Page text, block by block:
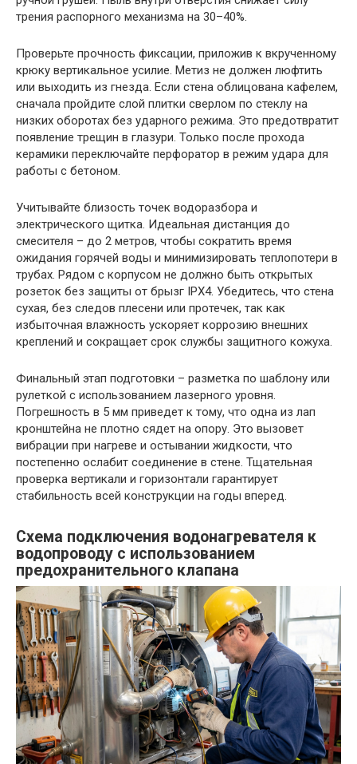
трения распорного механизма на 30–40%.
Проверьте прочность фиксации, приложив к вкрученному
крюку вертикальное усилие. Метиз не должен люфтить
или выходить из гнезда. Если стена облицована кафелем,
сначала пройдите слой плитки сверлом по стеклу на
низких оборотах без ударного режима. Это предотвратит
появление трещин в глазури. Только после прохода
керамики переключайте перфоратор в режим удара для
работы с бетоном.
Учитывайте близость точек водоразбора и
электрического щитка. Идеальная дистанция до
смесителя – до 2 метров, чтобы сократить время
ожидания горячей воды и минимизировать теплопотери в
трубах. Рядом с корпусом не должно быть открытых
розеток без защиты от брызг IPX4. Убедитесь, что стена
сухая, без следов плесени или протечек, так как
избыточная влажность ускоряет коррозию внешних
креплений и сокращает срок службы защитного кожуха.
Финальный этап подготовки – разметка по шаблону или
рулеткой с использованием лазерного уровня.
Погрешность в 5 мм приведет к тому, что одна из лап
кронштейна не плотно сядет на опору. Это вызовет
вибрации при нагреве и остывании жидкости, что
постепенно ослабит соединение в стене. Тщательная
проверка вертикали и горизонтали гарантирует
стабильность всей конструкции на годы вперед.
Схема подключения водонагревателя к
водопроводу с использованием
предохранительного клапана